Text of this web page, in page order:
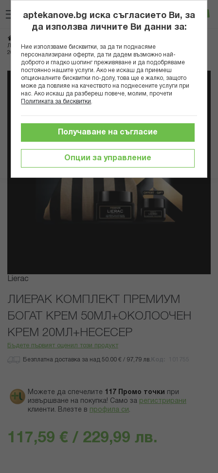
към
съдържанието
Вход
ЛИЕРАК КОМПЛЕКТ ПРЕМИУМ БОГАТ КРЕМ 50МЛ+ОКОЛООЧЕН КРЕМ
20МЛ+НЕСЕСЕР
Преминете
края
галерията
изображенията
Преминете
началото
галерия
със
снимки
Lierac
ЛИЕРАК КОМПЛЕКТ ПРЕМИУМ
БОГАТ КРЕМ 50МЛ+ОКОЛООЧЕН
КРЕМ 20МЛ+НЕСЕСЕР
Бъдете първият оценил този продукт
Безплатна доставка за над 50.00 € / 97,79 лв.
Можете да спечелите 117 Промо точки
при
извършване на покупка! Само за регистрирани
клиенти. Влезте в профила си .
117,59 € / 229,99 лв.
aptekanove.bg иска съгласието Ви, за
да използва личните Ви данни за:
Ние използваме бисквитки, за да ти поднасяме
персонализирани оферти, да ти дадем възможно най-
доброто и гладко шопинг преживяване и да подобряваме
постоянно нашите услуги. Ако не искаш да приемеш
опционалните бисквитки по-долу, това ще е жалко, защото
може да повлияе на качеството на поднесените услуги при
нас. Ако искаш да разбереш повече, молим, прочети
Политиката за бисквитки
Опции за управление
Получаване на съгласие